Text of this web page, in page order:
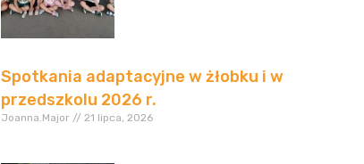
Spotkania adaptacyjne w żłobku i w
przedszkolu 2026 r.
Joanna.Major 21 lipca, 2026